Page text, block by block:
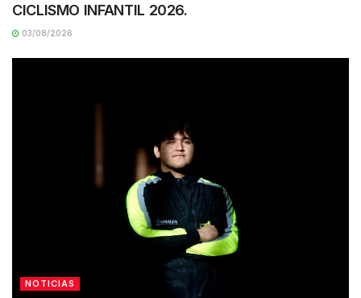
CICLISMO INFANTIL 2026.
03/08/2026
NOTICIAS